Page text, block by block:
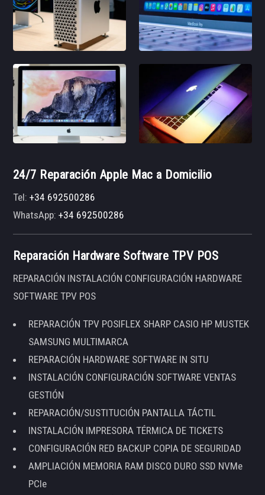
24/7 Reparación Apple Mac a Domicilio
Tel:+34 692500286
WhatsApp:+34 692500286
Reparación Hardware Software TPV POS
REPARACIÓN INSTALACIÓN CONFIGURACIÓN HARDWARE
SOFTWARE TPV POS
REPARACIÓN TPV POSIFLEX SHARP CASIO HP MUSTEK
SAMSUNG MULTIMARCA
REPARACIÓN HARDWARE SOFTWARE IN SITU
INSTALACIÓN CONFIGURACIÓN SOFTWARE VENTAS
GESTIÓN
REPARACIÓN/SUSTITUCIÓN PANTALLA TÁCTIL
INSTALACIÓN IMPRESORA TÉRMICA DE TICKETS
CONFIGURACIÓN RED BACKUP COPIA DE SEGURIDAD
AMPLIACIÓN MEMORIA RAM DISCO DURO SSD NVMe
PCIe